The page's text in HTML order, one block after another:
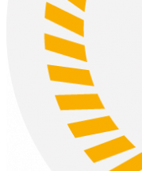
Alle champignon recepten